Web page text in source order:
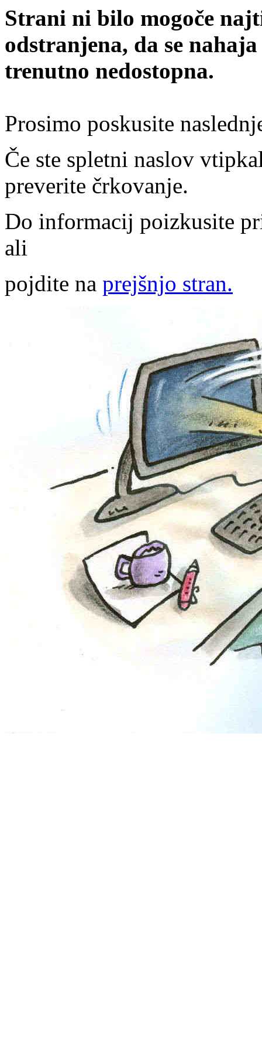
Strani ni bilo mogoče
odstranjena, da se
trenutno nedostopna.
Prosimo poskusite
Če ste spletni naslov
preverite črkovanje.
Do informacij poizkusite
ali
pojdite na prejšnjo stran.